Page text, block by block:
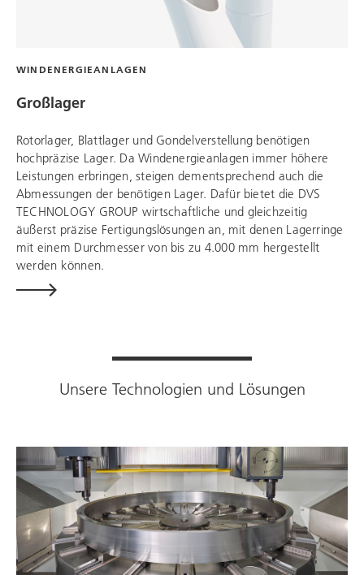
WINDENERGIEANLAGEN
Großlager
Rotorlager, Blattlager und Gondelverstellung benötigen
hochpräzise Lager. Da Windenergieanlagen immer höhere
Leistungen erbringen, steigen dementsprechend auch die
Abmessungen der benötigen Lager. Dafür bietet die DVS
TECHNOLOGY GROUP wirtschaftliche und gleichzeitig
äußerst präzise Fertigungslösungen an, mit denen Lagerringe
mit einem Durchmesser von bis zu 4.000 mm hergestellt
werden können.
Unsere Technologien und Lösungen